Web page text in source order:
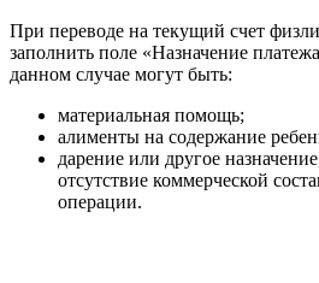
При переводе на текущий счет
заполнить поле «Назначение
данном случае могут быть:
материальная помощь;
алименты на содержание
дарение или другое
отсутствие коммерческой
операции.